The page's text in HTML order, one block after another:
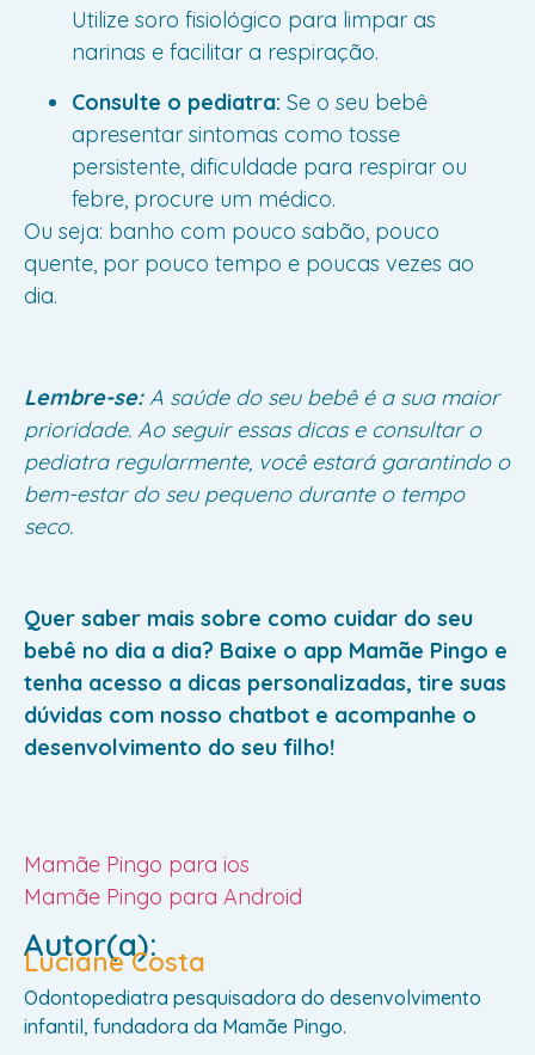
Utilize soro fisiológico para limpar as
narinas e facilitar a respiração.
Consulte o pediatra: Se o seu bebê
apresentar sintomas como tosse
persistente, dificuldade para respirar ou
febre, procure um médico.
Ou seja: banho com pouco sabão, pouco
quente, por pouco tempo e poucas vezes ao
dia.
Lembre-se:A saúde do seu bebê é a sua maior
prioridade. Ao seguir essas dicas e consultar o
pediatra regularmente, você estará garantindo o
bem-estar do seu pequeno durante o tempo
seco.
Quer saber mais sobre como cuidar do seu
bebê no dia a dia? Baixe o app Mamãe Pingo e
tenha acesso a dicas personalizadas, tire suas
dúvidas com nosso chatbot e acompanhe o
desenvolvimento do seu filho!
Mamãe Pingo para ios
Mamãe Pingo para Android
Autor(a):
Luciane Costa
Odontopediatra pesquisadora do desenvolvimento
infantil, fundadora da Mamãe Pingo.